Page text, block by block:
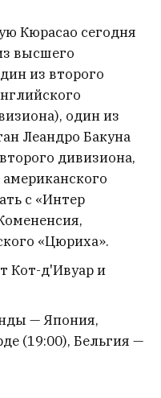
Кюрасао сегодня
высшего
из второго
один из
Леандро Бакуна
дивизиона,
с «Интер
«Цюриха».
Кот-д'Ивуар и
— Япония,
(19:00), Бельгия —
на продажу